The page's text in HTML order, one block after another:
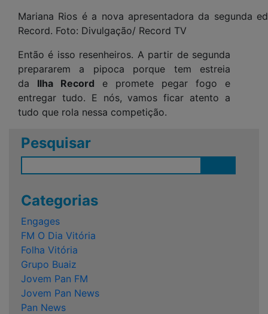
Mariana Rios é a nova apresentadora da segunda
Record. Foto: Divulgação/ Record TV
Então é isso resenheiros. A partir de segunda
prepararem a pipoca porque tem estreia
da Ilha Record e promete pegar fogo e
entregar tudo. E nós, vamos ficar atento a
tudo que rola nessa competição.
Pesquisar
Categorias
Engages
FM O Dia Vitória
Folha Vitória
Grupo Buaiz
Jovem Pan FM
Jovem Pan News
Pan News